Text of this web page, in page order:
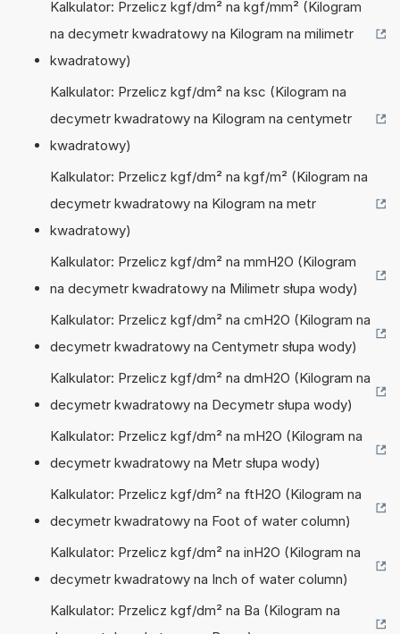
Kalkulator: Przelicz kgf/dm² na kgf/mm² (Kilogram
na decymetr kwadratowy na Kilogram na milimetr
kwadratowy)
Kalkulator: Przelicz kgf/dm² na ksc (Kilogram na
decymetr kwadratowy na Kilogram na centymetr
kwadratowy)
Kalkulator: Przelicz kgf/dm² na kgf/m² (Kilogram na
decymetr kwadratowy na Kilogram na metr
kwadratowy)
Kalkulator: Przelicz kgf/dm² na mmH2O (Kilogram
na decymetr kwadratowy na Milimetr słupa wody)
Kalkulator: Przelicz kgf/dm² na cmH2O (Kilogram na
decymetr kwadratowy na Centymetr słupa wody)
Kalkulator: Przelicz kgf/dm² na dmH2O (Kilogram na
decymetr kwadratowy na Decymetr słupa wody)
Kalkulator: Przelicz kgf/dm² na mH2O (Kilogram na
decymetr kwadratowy na Metr słupa wody)
Kalkulator: Przelicz kgf/dm² na ftH2O (Kilogram na
decymetr kwadratowy na Foot of water column)
Kalkulator: Przelicz kgf/dm² na inH2O (Kilogram na
decymetr kwadratowy na Inch of water column)
Kalkulator: Przelicz kgf/dm² na Ba (Kilogram na